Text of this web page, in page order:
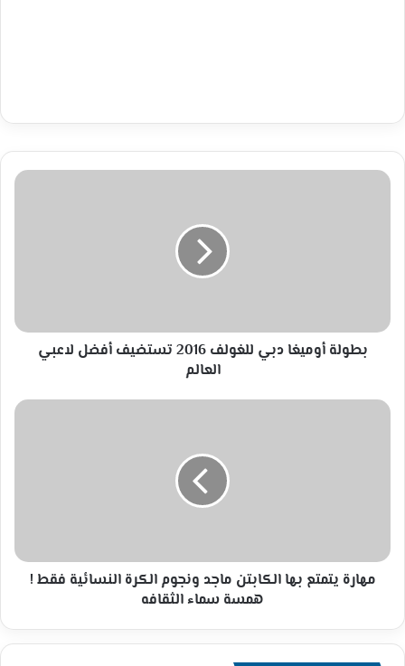
بطولة
العالم
بطولة أوميغا دبي للغولف 2016 تستضيف أفضل لاعبي
العالم
مهارة
فقط
الثقافه
مهارة يتمتع بها الكابتن ماجد ونجوم الكرة النسائية فقط !
همسة سماء الثقافه